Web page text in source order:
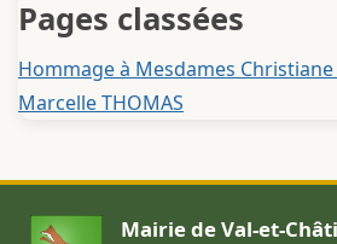
Pages classées
Hommage à Mesdames Christiane
Marcelle THOMAS
Mairie de Val-et-